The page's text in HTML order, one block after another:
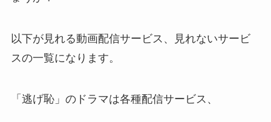
以下が見れる動画配信サービス、見れないサービ
スの一覧になります。
「逃げ恥」のドラマは各種配信サービス、